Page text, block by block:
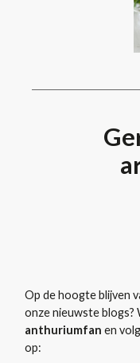
Op de hoogte blijven
onze nieuwste blogs?
anthuriumfan en
op: